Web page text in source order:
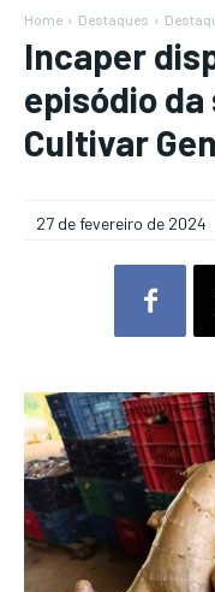
Home Destaques
Incaper
episódio da
Cultivar
27 de fevereiro de 2024